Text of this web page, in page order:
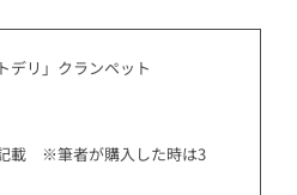
リ」クランペット
載 ※筆者が購入した時は3